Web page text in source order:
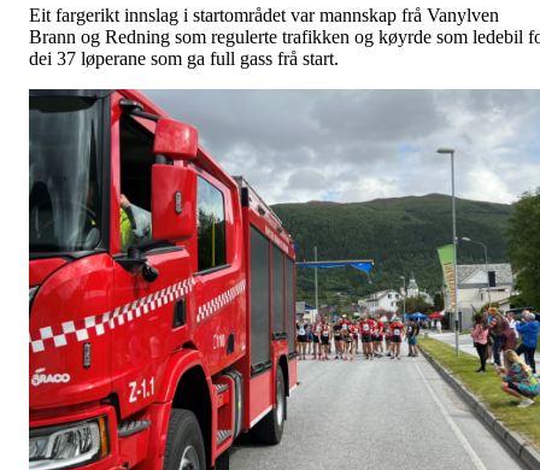
Eit fargerikt innslag i startområdet var mannskap frå Vanylven
Brann og Redning som regulerte trafikken og køyrde som ledebil
dei 37 løperane som ga full gass frå start.